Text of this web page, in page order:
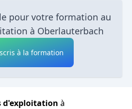
pour votre formation au
à Oberlauterbach
à la formation
d'exploitation à